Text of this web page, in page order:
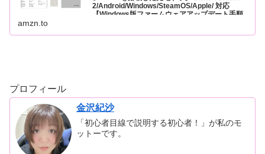
2/Android/Windows/SteamOS/Apple/ 対応
【Windows版ファームウェアアップデート手順
TMRジョイスティック、切替可能なホールエフェクトトリ
amzn.to
プロフィール
金沢紀沙
「初心者目線で説明する初心者！」が私のモ
ットーです。